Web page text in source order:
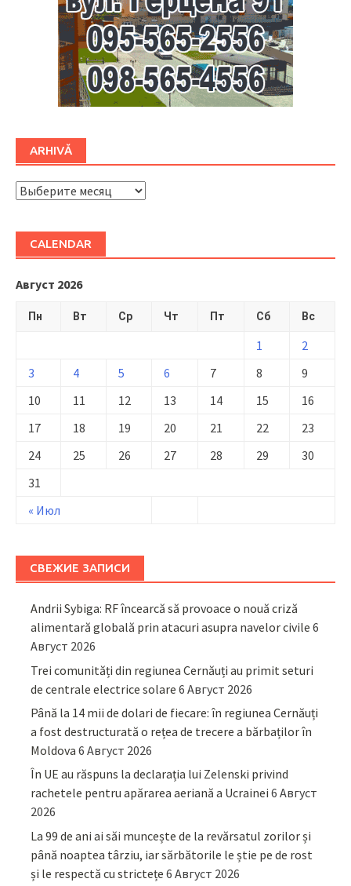
ARHIVĂ
ARHIVĂ
CALENDAR
Август 2026
Пн Вт Ср Чт Пт Сб Вс
« Июл
1
2
3
4 5 6 7 8
9
10
11 12 13 14 15
16
17
18 19 20 21 22
23
24
25 26 27 28 29
30
31
СВЕЖИЕ ЗАПИСИ
Andrii Sybiga: RF încearcă să provoace o nouă criză
alimentară globală prin atacuri asupra navelor civile 6
Август 2026
Trei comunități din regiunea Cernăuți au primit seturi
de centrale electrice solare 6 Август 2026
Până la 14 mii de dolari de fiecare: în regiunea Cernăuți
a fost destructurată o rețea de trecere a bărbaților în
Moldova 6 Август 2026
În UE au răspuns la declarația lui Zelenski privind
rachetele pentru apărarea aeriană a Ucrainei 6 Август
2026
La 99 de ani ai săi muncește de la revărsatul zorilor și
până noaptea târziu, iar sărbătorile le știe pe de rost
și le respectă cu strictețe 6 Август 2026